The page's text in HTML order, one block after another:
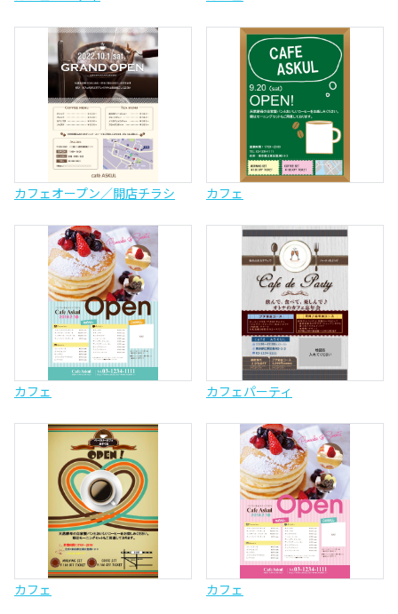
カフェオープン／開店チラシ カフェ
カフェ カフェパーティ
カフェ カフェ